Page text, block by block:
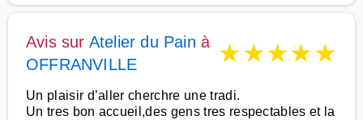
Avis sur Atelier du Pain à
OFFRANVILLE
★★★★★
Un plaisir d’aller cherchre une tradi.
Un tres bon accueil,des gens tres respectables et la